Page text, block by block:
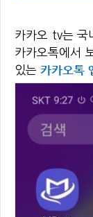
카카오 tv는 국
카카오톡에서
있는 카카오톡